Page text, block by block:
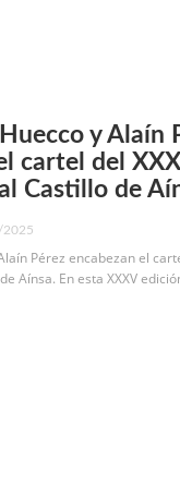
y Alaín
cartel del
Castillo de
Pérez encabezan el
Aínsa. En esta XXXV